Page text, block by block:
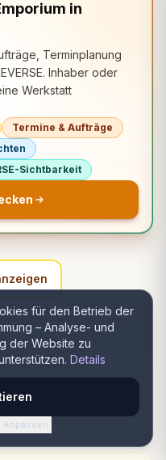
für den Betrieb der
– Analyse- und
der Website zu
Details
Anpassen
in
Terminplanung
Inhaber oder
Werkstatt
Termine & Aufträge
Sichtbarkeit
Beiuș, Bihor